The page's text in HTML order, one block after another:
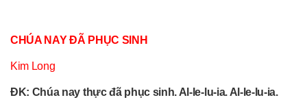
CHÚA NAY ĐÃ PHỤC SINH
Kim Long
ĐK: Chúa nay thực đã phục sinh. Al-le-lu-ia. Al-le-lu-ia.